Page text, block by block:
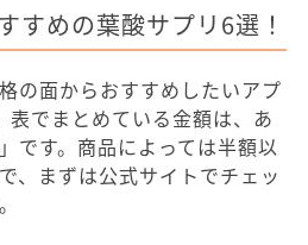
すめの葉酸サプリ6選！
の面からおすすめしたいアプ
表でまとめている金額は、あ
です。商品によっては半額以
、まずは公式サイトでチェッ